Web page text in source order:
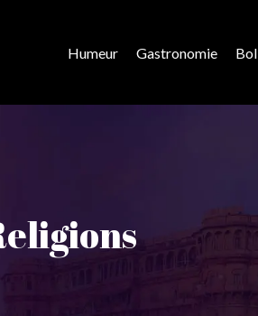
Humeur Gastronomie